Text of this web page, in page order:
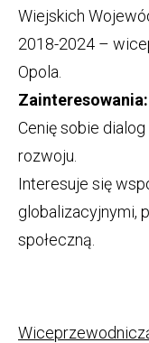
Wiejskich
2018-2024 –
Opola.
Zainteresowania:
Cenię sobie
rozwoju.
Interesuje się
globalizacyjnymi,
społeczną.